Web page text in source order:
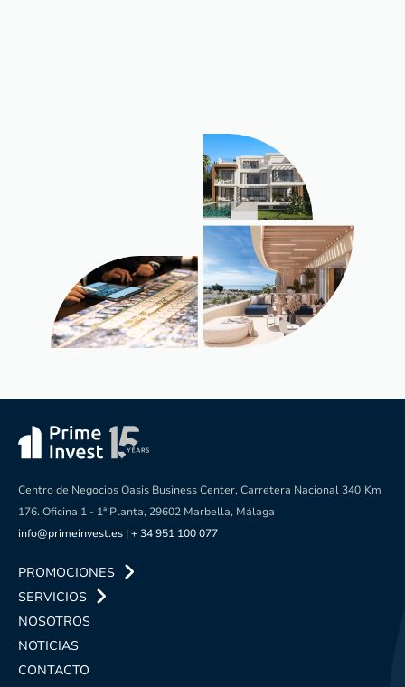
Centro de Negocios Oasis Business Center, Carretera Nacional 340 Km
176. Oficina 1 - 1ª Planta, 29602 Marbella, Málaga
info@primeinvest.es |+ 34 951 100 077
PROMOCIONES
SERVICIOS
NOSOTROS
NOTICIAS
CONTACTO